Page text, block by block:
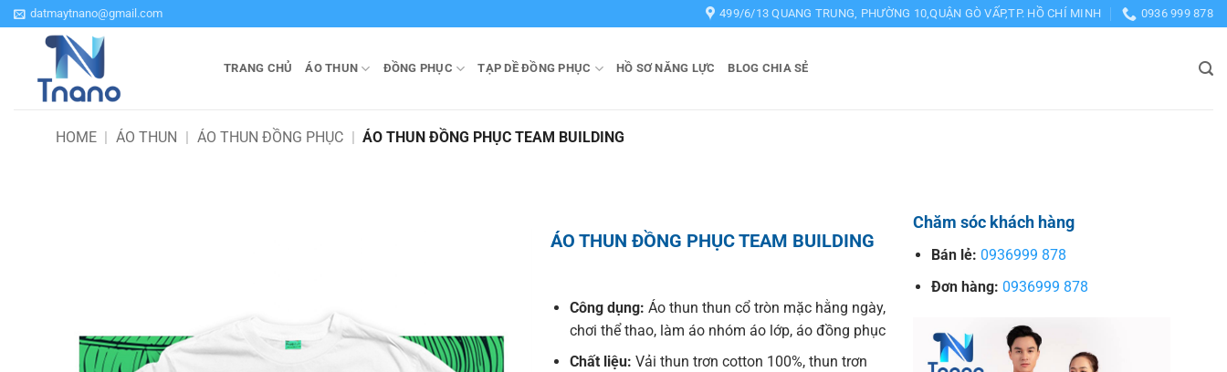
Bỏ
qua
datmaytnano@gmail.com 499/6/13 QUANG TRUNG, PHƯỜNG 10,QUẬN GÒ VẤP,TP. HỒ CHÍ MINH 0936 999 878
TRANG CHỦ ÁO THUN ĐỒNG PHỤC TẠP DỀ ĐỒNG PHỤC HỒ SƠ NĂNG LỰC BLOG CHIA SẺ
HOME | ÁO THUN | ÁO THUN ĐỒNG PHỤC | ÁO THUN ĐỒNG PHỤC TEAM BUILDING
ÁO THUN ĐỒNG PHỤC TEAM BUILDING
Công dụng: Áo thun thun cổ tròn mặc hằng ngày,
chơi thể thao, làm áo nhóm áo lớp, áo đồng phục
Chất liệu: Vải thun trơn cotton 100%, thun trơn
Chăm sóc khách hàng
Bán lẻ: 0936999 878
Đơn hàng: 0936999 878